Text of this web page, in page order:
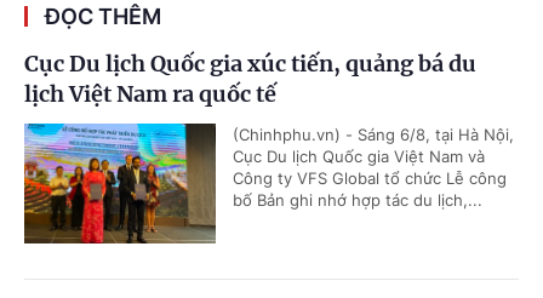
ĐỌC THÊM
Cục Du lịch Quốc gia xúc tiến, quảng bá du
lịch Việt Nam ra quốc tế
(Chinhphu.vn) - Sáng 6/8, tại Hà Nội,
Cục Du lịch Quốc gia Việt Nam và
Công ty VFS Global tổ chức Lễ công
bố Bản ghi nhớ hợp tác du lịch,...